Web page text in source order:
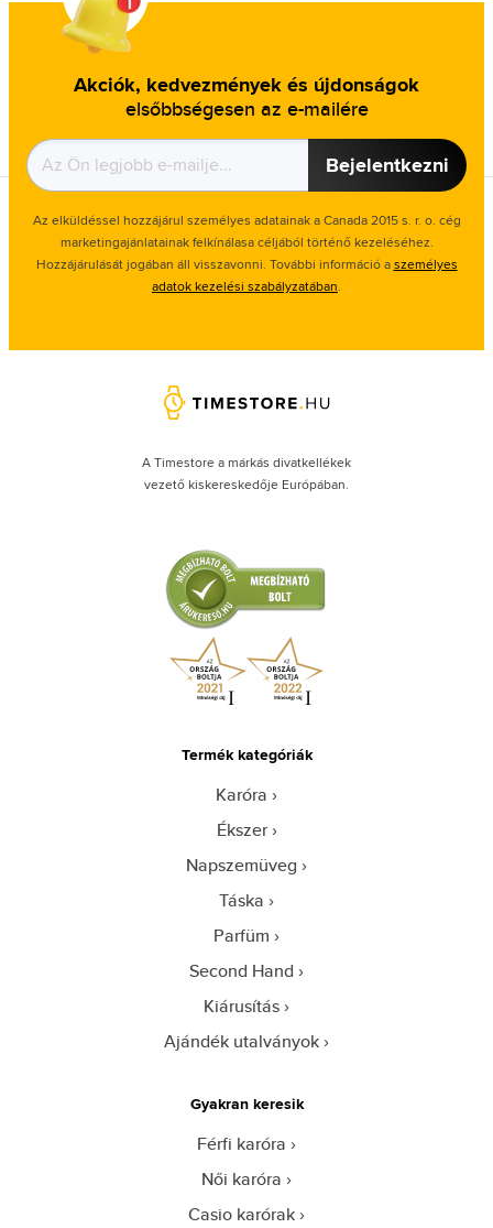
Akciók, kedvezmények és újdonságok
elsőbbségesen az e-mailére
Bejelentkezni
Az elküldéssel hozzájárul személyes adatainak a Canada 2015 s. r. o. cég
marketingajánlatainak felkínálasa céljából történő kezeléséhez.
Hozzájárulását jogában áll visszavonni. További információ aszemélyes
adatok kezelési szabályzatában.
A Timestore a márkás divatkellékek
vezető kiskereskedője Európában.
Termék kategóriák
Karóra
Ékszer
Napszemüveg
Táska
Parfüm
Second Hand
Kiárusítás
Ajándék utalványok
Gyakran keresik
Férfi karóra
Női karóra
Casio karórak